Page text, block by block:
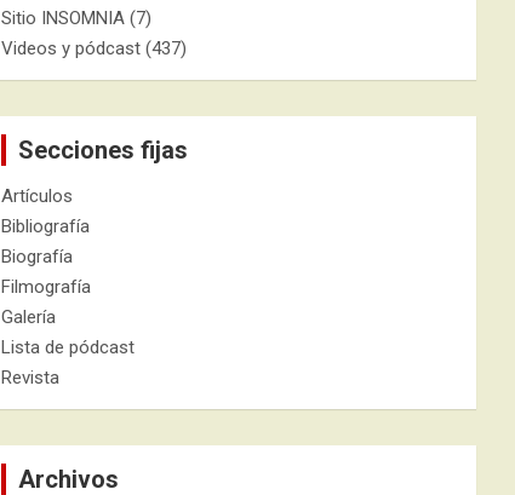
Sitio INSOMNIA (7)
Videos y pódcast (437)
Secciones fijas
Artículos
Bibliografía
Biografía
Filmografía
Galería
Lista de pódcast
Revista
Archivos